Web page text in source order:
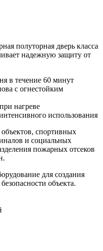
полуторная дверь класса
надежную защиту от
в течение 60 минут
с огнестойким
нагреве
использования
спортивных
и социальных
пожарных отсеков
для создания
объекта.